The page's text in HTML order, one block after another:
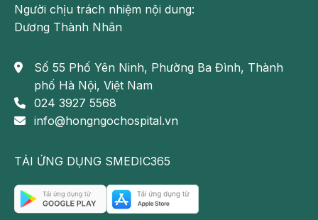
Có thể bạn quan tâm:
thế nào?
Lợi ích của siêu âm Doppler thai nhi
nhi không?
Nếu thai phụ đã được chẩn đoán tiền sản giật hoặc có
Người chịu trách nhiệm nội dung:
Dương Thành Nhân
Số 55 Phố Yên Ninh, Phường Ba Đình, Thành
phố Hà Nội, Việt Nam
024 3927 5568
info@hongngochospital.vn
TẢI ỨNG DỤNG SMEDIC365